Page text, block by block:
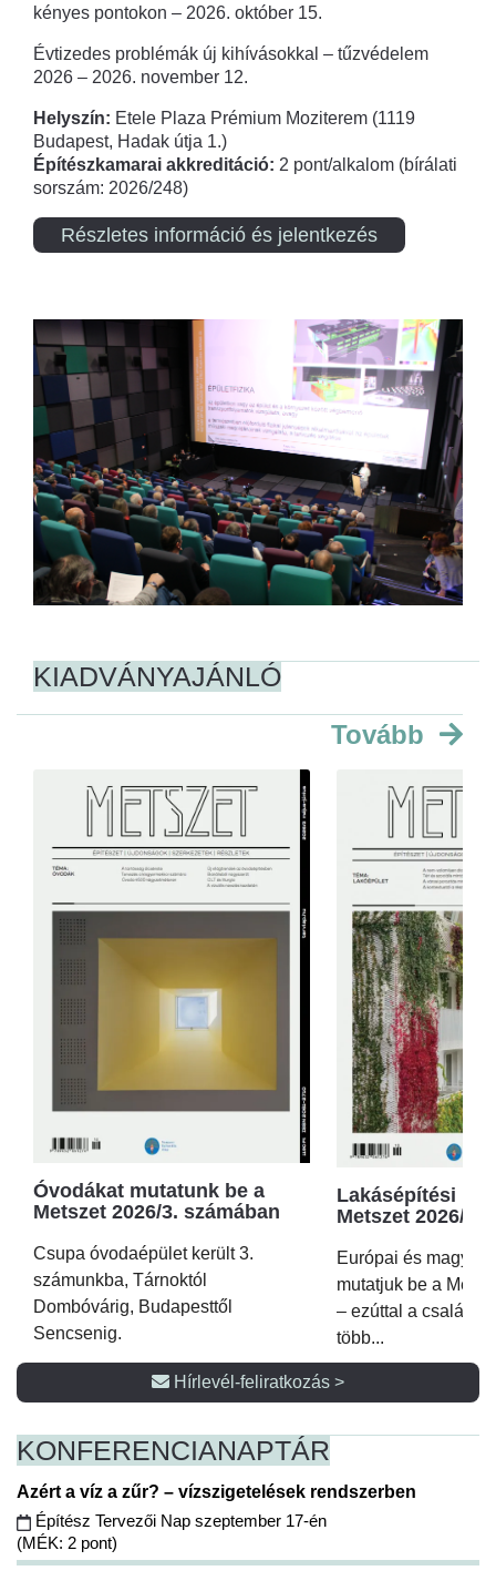
kényes pontokon – 2026. október 15.
Évtizedes problémák új kihívásokkal – tűzvédelem
2026 – 2026. november 12.
Helyszín: Etele Plaza Prémium Moziterem (1119
Budapest, Hadak útja 1.)
Építészkamarai akkreditáció: 2 pont/alkalom (bírálati
sorszám: 2026/248)
Részletes információ és jelentkezés
KIADVÁNYAJÁNLÓ
Tovább
Óvodákat mutatunk be a
Metszet 2026/3. számában
Csupa óvodaépület került 3.
számunkba, Tárnoktól
Dombóvárig, Budapesttől
Sencsenig.
Lakásépítési
Metszet 2026/2.
Európai és magyar
mutatjuk be a
– ezúttal a családi
több...
Hírlevél-feliratkozás >
KONFERENCIANAPTÁR
Azért a víz a zűr? – vízszigetelések rendszerben
Építész Tervezői Nap szeptember 17-én
(MÉK: 2 pont)